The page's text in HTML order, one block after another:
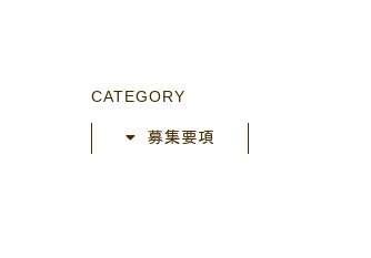
CATEGORY
募集要項